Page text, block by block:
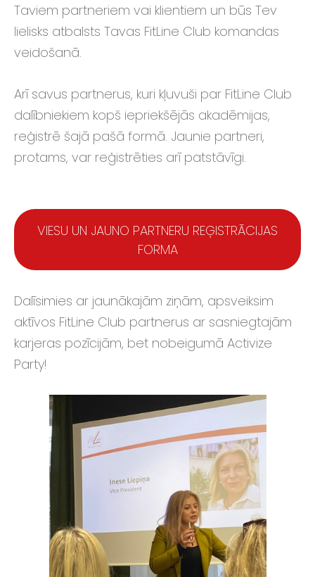
Taviem partneriem vai klientiem un būs Tev
lielisks atbalsts Tavas FitLine Club komandas
veidošanā.
Arī savus partnerus, kuri kļuvuši par FitLine Club
dalībniekiem kopš iepriekšējās akadēmijas,
reģistrē šajā pašā formā. Jaunie partneri,
protams, var reģistrēties arī patstāvīgi.
VIESU UN JAUNO PARTNERU REĢISTRĀCIJAS
FORMA
Dalīsimies ar jaunākajām ziņām, apsveiksim
aktīvos FitLine Club partnerus ar sasniegtajām
karjeras pozīcijām, bet nobeigumā Activize
Party!